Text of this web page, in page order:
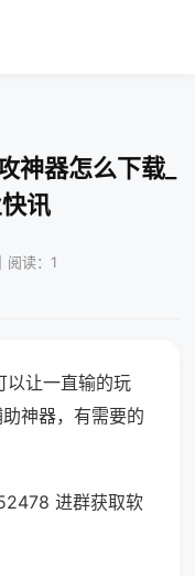
神器怎么下载_
讯
阅读：1
以让一直输的玩
神器，有需要的
进群获取软